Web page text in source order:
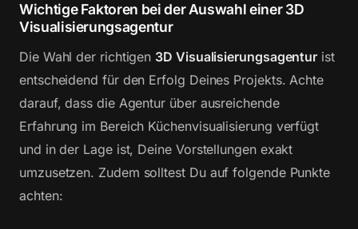
Wichtige Faktoren bei der Auswahl einer 3D
Visualisierungsagentur
Die Wahl der richtigen 3D Visualisierungsagentur ist
entscheidend für den Erfolg Deines Projekts. Achte
darauf, dass die Agentur über ausreichende
Erfahrung im Bereich Küchenvisualisierung verfügt
und in der Lage ist, Deine Vorstellungen exakt
umzusetzen. Zudem solltest Du auf folgende Punkte
achten: